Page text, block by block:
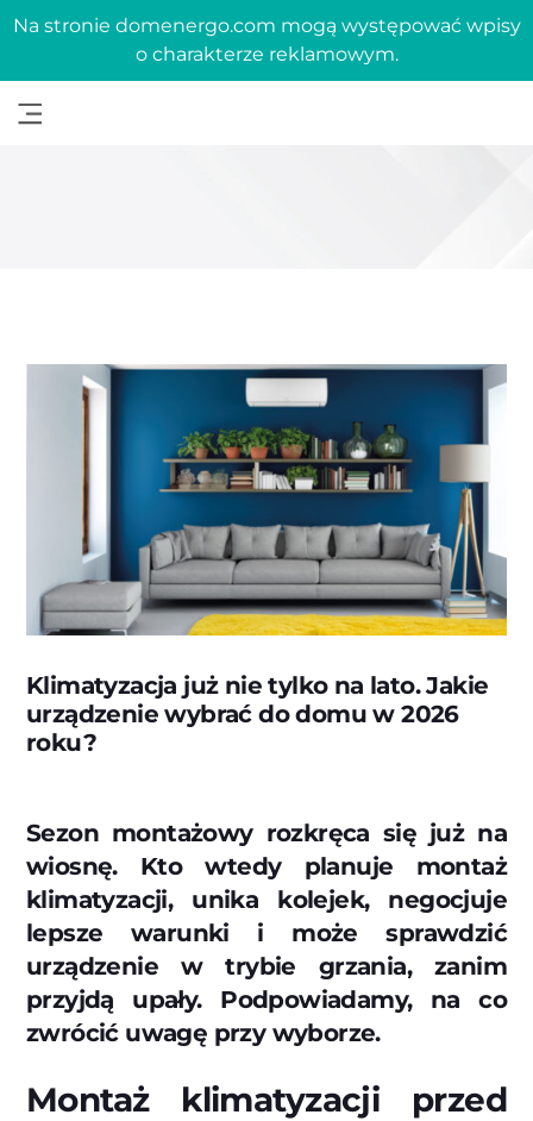
Na stronie domenergo.com mogą występować wpisy
o charakterze reklamowym.
Klimatyzacja już nie tylko na lato. Jakie
urządzenie wybrać do domu w 2026
roku?
Sezon montażowy rozkręca się już na
wiosnę. Kto wtedy planuje montaż
klimatyzacji, unika kolejek, negocjuje
lepsze warunki i może sprawdzić
urządzenie w trybie grzania, zanim
przyjdą upały. Podpowiadamy, na co
zwrócić uwagę przy wyborze.
Montaż klimatyzacji przed